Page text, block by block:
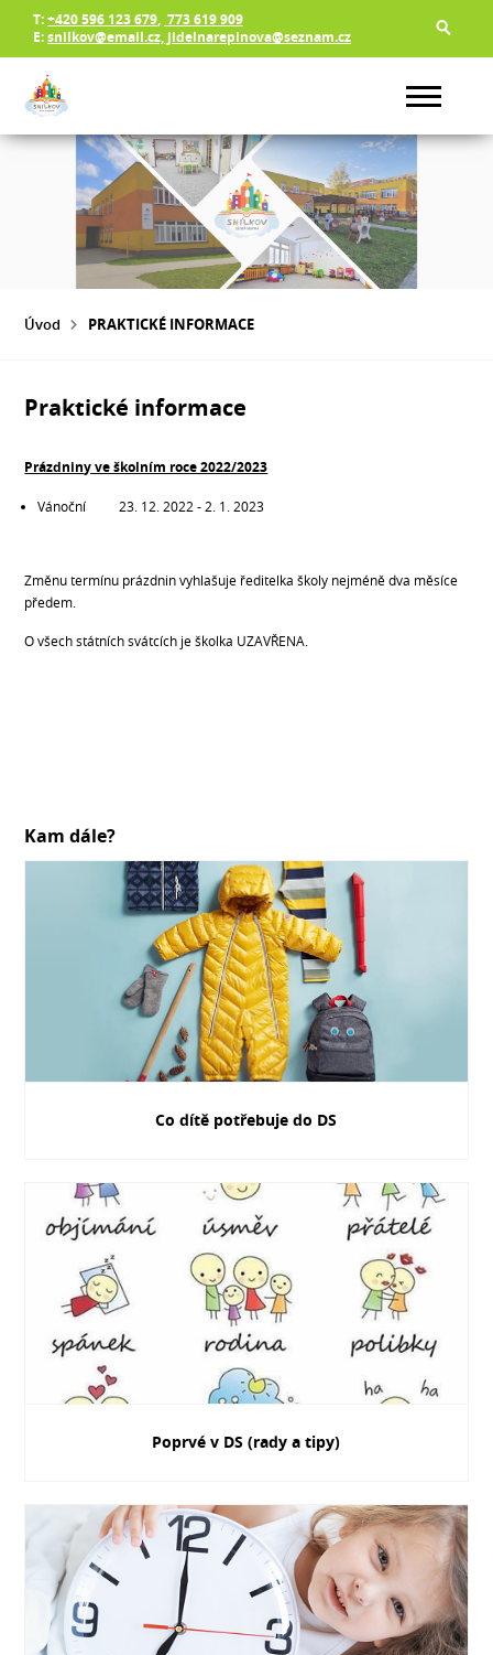
T:+420 596 123 679, 773 619 909
E:snilkov@email.cz, jidelnarepinova@seznam.cz
Úvod PRAKTICKÉ INFORMACE
Praktické informace
Prázdniny ve školním roce 2022/2023
Vánoční 23. 12. 2022 - 2. 1. 2023
Změnu termínu prázdnin vyhlašuje ředitelka školy nejméně dva měsíce
předem.
O všech státních svátcích je školka UZAVŘENA.
Kam dále?
Co dítě potřebuje do DS
Poprvé v DS (rady a tipy)